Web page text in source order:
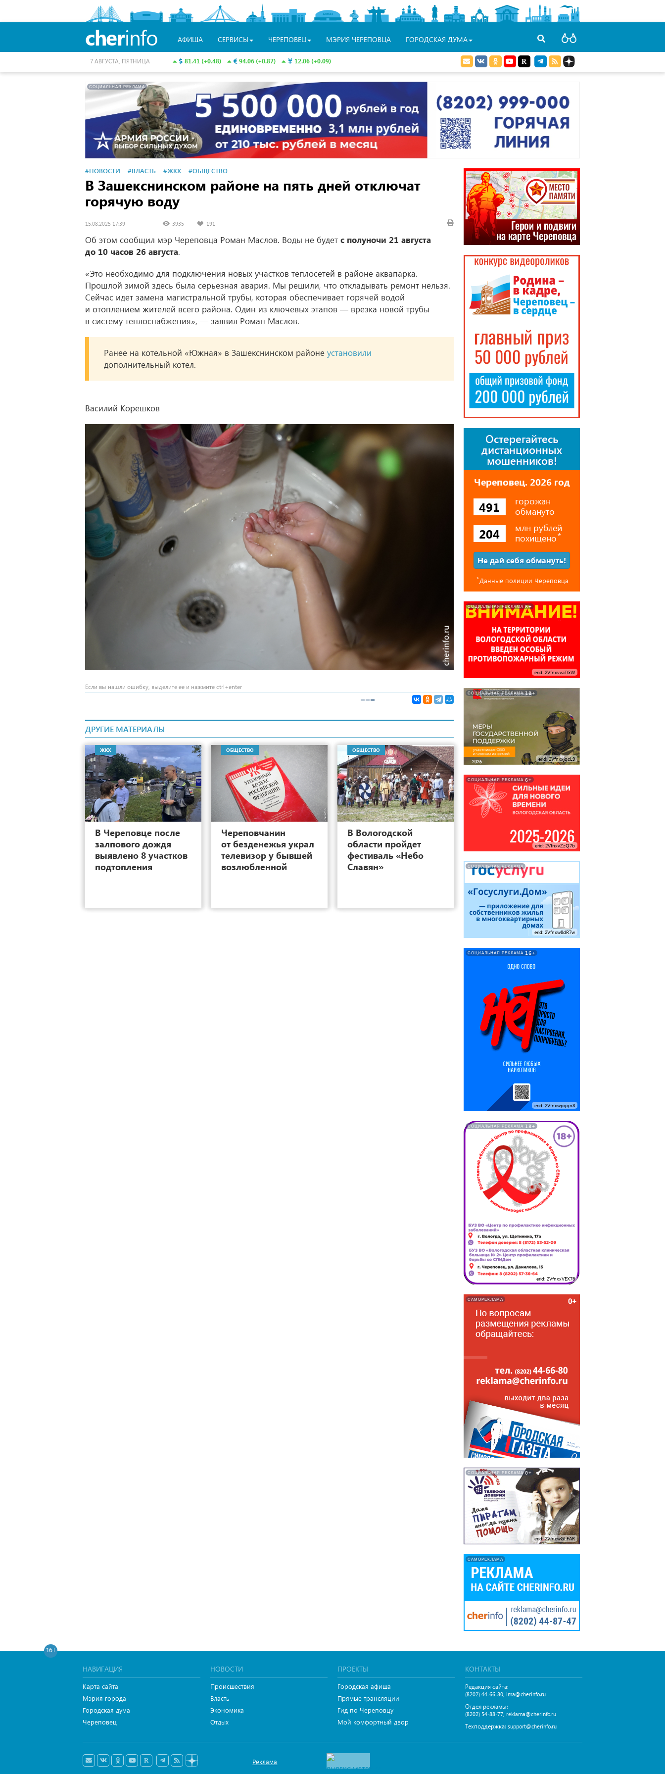
cherinfo АФИША СЕРВИСЫ ЧЕРЕПОВЕЦ МЭРИЯ ЧЕРЕПОВЦА ГОРОДСКАЯ ДУМА
81.41 (+0.48) 94.06 (+0.87) 12.06 (+0.09)
7 АВГУСТА, ПЯТНИЦА
СОЦИАЛЬНАЯ РЕКЛАМА
#НОВОСТИ #ВЛАСТЬ #ЖКХ #ОБЩЕСТВО
В Зашекснинском районе на пять дней отключат
горячую воду
15.08.2025 17:39 3935 191
Об этом сообщил мэр Череповца Роман Маслов. Воды не будет с полуночи 21 августа
до 10 часов 26 августа.
«Это необходимо для подключения новых участков теплосетей в районе аквапарка.
Прошлой зимой здесь была серьезная авария. Мы решили, что откладывать ремонт нельзя.
Сейчас идет замена магистральной трубы, которая обеспечивает горячей водой
и отоплением жителей всего района. Один из ключевых этапов — врезка новой трубы
в систему теплоснабжения», — заявил Роман Маслов.
Ранее на котельной «Южная» в Зашекснинском районе установили
дополнительный котел.
Василий Корешков
Если вы нашли ошибку, выделите ее и нажмите ctrl+enter
ДРУГИЕ МАТЕРИАЛЫ
ЖКХ
16
В Череповце после
залпового дождя
выявлено 8 участков
подтопления
ОБЩЕСТВО
Череповчанин
от безденежья украл
телевизор у бывшей
возлюбленной
ОБЩЕСТВО
4
В Вологодской
области пройдет
фестиваль «Небо
Славян»
Остерегайтесь
дистанционных
мошенников!
Череповец. 2026 год
491
горожан
обмануто
204
млн рублей
похищено⃰
Не дай себя обмануть!
⃰Данные полиции Череповца
СОЦИАЛЬНАЯ РЕКЛАМА 6+
erid: 2VfnxvvaTGW
СОЦИАЛЬНАЯ РЕКЛАМА 18+
erid: 2VfnxxjqcL9
СОЦИАЛЬНАЯ РЕКЛАМА 6+
erid: 2VfnxvZzQ7b
СОЦИАЛЬНАЯ РЕКЛАМА
erid: 2Vfnxw8dR7w
СОЦИАЛЬНАЯ РЕКЛАМА 16+
erid: 2Vfnxwpgqn8
СОЦИАЛЬНАЯ РЕКЛАМА 18+
erid: 2VfnxxVEX76
САМОРЕКЛАМА
СОЦИАЛЬНАЯ РЕКЛАМА 0+
erid: 2VfnxwGLFAR
САМОРЕКЛАМА
16+
НАВИГАЦИЯ
Карта сайта
Мэрия города
Городская дума
Череповец
НОВОСТИ
Происшествия
Власть
Экономика
Отдых
ПРОЕКТЫ
Городская афиша
Прямые трансляции
Гид по Череповцу
Мой комфортный двор
КОНТАКТЫ
Редакция сайта:
(8202) 44-66-80, ima@cherinfo.ru
Отдел рекламы:
(8202) 54-88-77, reklama@cherinfo.ru
Техподдержка: support@cherinfo.ru
Реклама